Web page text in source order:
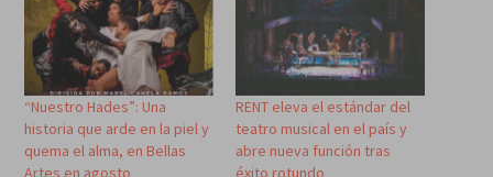
“Nuestro Hades”: Una
historia que arde en la piel y
quema el alma, en Bellas
Artes en agosto
RENT eleva el estándar del
teatro musical en el país y
abre nueva función tras
éxito rotundo